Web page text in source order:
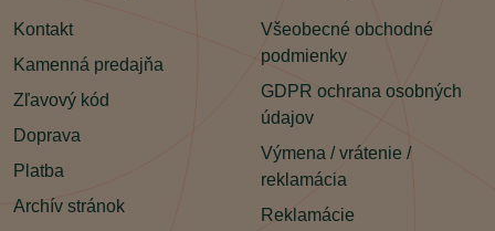
Kontakt
Kamenná predajňa
Zľavový kód
Doprava
Platba
Archív stránok
Všeobecné obchodné
podmienky
GDPR ochrana osobných
údajov
Výmena / vrátenie /
reklamácia
Reklamácie